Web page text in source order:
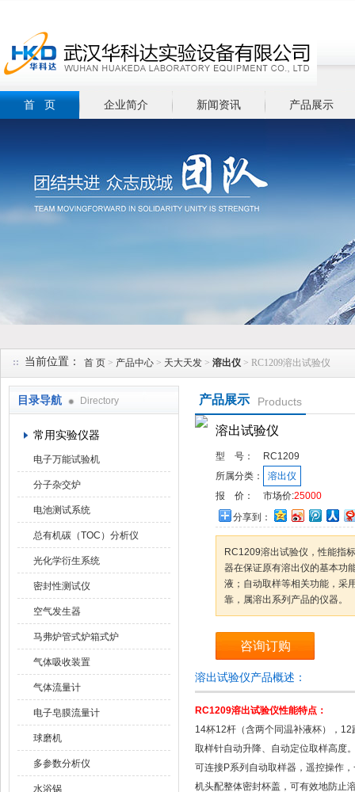
首 页 企业简介 新闻资讯 产品展示
当前位置： 首 页 > 产品中心 > 天大天发 > 溶出仪 > RC1209溶出试验仪
目录导航 Directory
常用实验仪器
电子万能试验机
分子杂交炉
电池测试系统
总有机碳（TOC）分析仪
光化学衍生系统
密封性测试仪
空气发生器
马弗炉管式炉箱式炉
气体吸收装置
气体流量计
电子皂膜流量计
球磨机
多参数分析仪
水浴锅
产品展示 Products
溶出试验仪
型 号：
RC1209
所属分类：
溶出仪
报 价：
市场价:25000
分享到：
RC1209溶出试验仪，性能指
器在保证原有溶出仪的基本功
液；自动取样等相关功能，采
靠，属溶出系列产品的仪器。
咨询订购
溶出试验仪产品概述：
RC1209溶出试验仪性能特点：
14杯12杆（含两个同温补液杯），12
取样针自动升降、自动定位取样高度
可连接P系列自动取样器，遥控操作
机头配整体密封杯盖，可有效地防止